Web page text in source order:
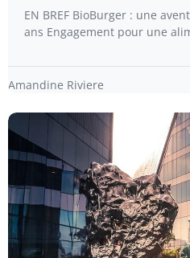
EN BREF BioBurger : une
ans Engagement pour une
Amandine Riviere